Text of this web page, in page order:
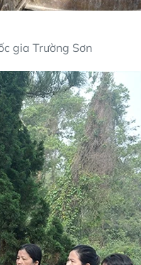
gia Trường Sơn